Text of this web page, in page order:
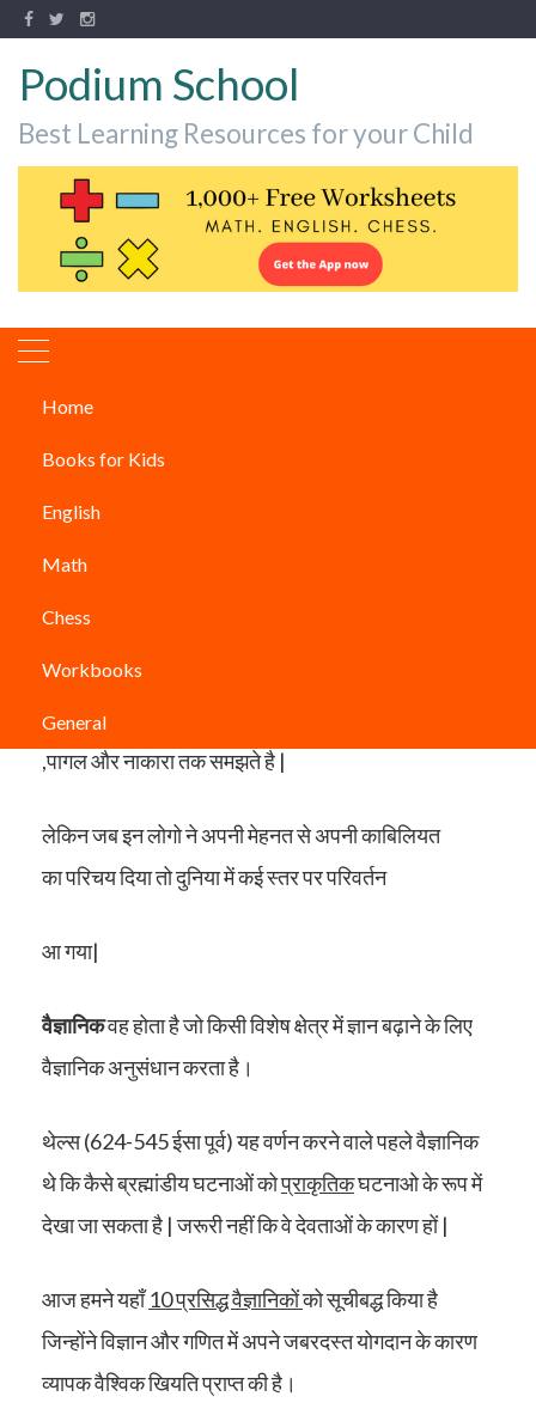
Podium School
Best Learning Resources for your Child
Home
Books for Kids
English
Math
Chess
Workbooks
General
करती है सलाम |
ARTICLES
दिनों मे कई इन्हे ताने भी देते है कई इन्हे सनकी
,पागल और नाकारा तक समझते है |
लेकिन जब इन लोगो ने अपनी मेहनत से अपनी काबिलियत
का परिचय दिया तो दुनिया में कई स्तर पर परिवर्तन
आ गया|
वैज्ञानिकवह होता है जो किसी विशेष क्षेत्र में ज्ञान बढ़ाने के लिए
वैज्ञानिक अनुसंधान करता है।
थेल्स (624-545 ईसा पूर्व) यह वर्णन करने वाले पहले वैज्ञानिक
थे कि कैसे ब्रह्मांडीय घटनाओं कोप्राकृतिकघटनाओ के रूप में
देखा जा सकता है | जरूरी नहीं कि वे देवताओं के कारण हों |
आज हमने यहाँ10 प्रसिद्ध वैज्ञानिकोंको सूचीबद्ध किया है
जिन्होंने विज्ञान और गणित में अपने जबरदस्त योगदान के कारण
व्यापक वैश्विक खियति प्राप्त की है।